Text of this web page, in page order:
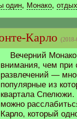
один, Монако,
Карло
Вечерний
внимания, чем при
развлечений —
популярные из
квартала
можно
Карло, который